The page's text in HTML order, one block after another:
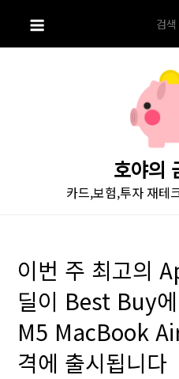
i
색:
호야의
카드,보험,투자 재테
이번 주 최고의
딜이 Best Buy
M5 MacBook
격에 출시됩니다